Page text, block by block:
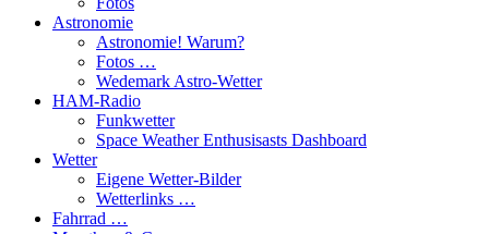
Astronomie
Astronomie! Warum?
Fotos …
Wedemark Astro-Wetter
HAM-Radio
Funkwetter
Space Weather Enthusisasts Dashboard
Wetter
Eigene Wetter-Bilder
Wetterlinks …
Fahrrad …